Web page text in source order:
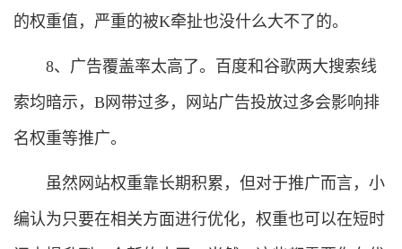
的权重值，严重的被K牵扯也没什么大不了的。
8、广告覆盖率太高了。百度和谷歌两大搜索线
索均暗示，B网带过多，网站广告投放过多会影响排
名权重等推广。
虽然网站权重靠长期积累，但对于推广而言，小
编认为只要在相关方面进行优化，权重也可以在短时